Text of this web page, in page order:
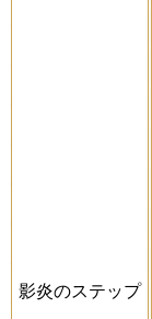
影炎のステップ